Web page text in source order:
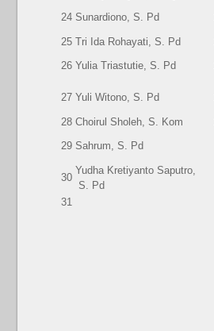
24 Sunardiono, S. Pd
25 Tri Ida Rohayati, S. Pd
26 Yulia Triastutie, S. Pd
27 Yuli Witono, S. Pd
28 Choirul Sholeh, S. Kom
29 Sahrum, S. Pd
30
Yudha Kretiyanto Saputro,
S. Pd
31